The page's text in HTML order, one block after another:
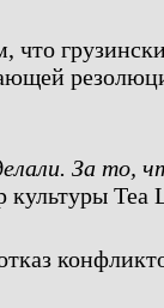
что
За то,
культуры Теа